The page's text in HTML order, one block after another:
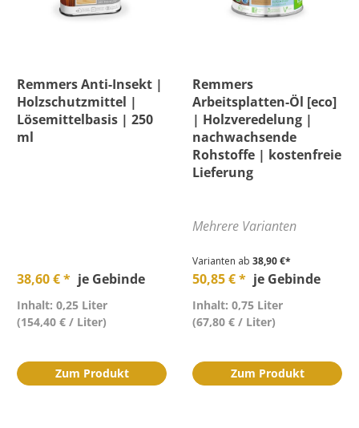
Remmers Anti-Insekt |
Holzschutzmittel |
Lösemittelbasis | 250
ml
38,60 € * je Gebinde
Inhalt: 0,25 Liter
(154,40 € / Liter)
Zum Produkt
Remmers
Arbeitsplatten-Öl [eco]
| Holzveredelung |
nachwachsende
Rohstoffe | kostenfreie
Lieferung
Mehrere Varianten
Varianten ab 38,90 €*
50,85 € * je Gebinde
Inhalt: 0,75 Liter
(67,80 € / Liter)
Zum Produkt